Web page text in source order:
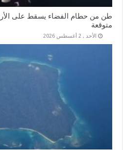
طن من حطام الفضاء يسقط على
متوقعة
الأحد , 2 أغسطس 2026